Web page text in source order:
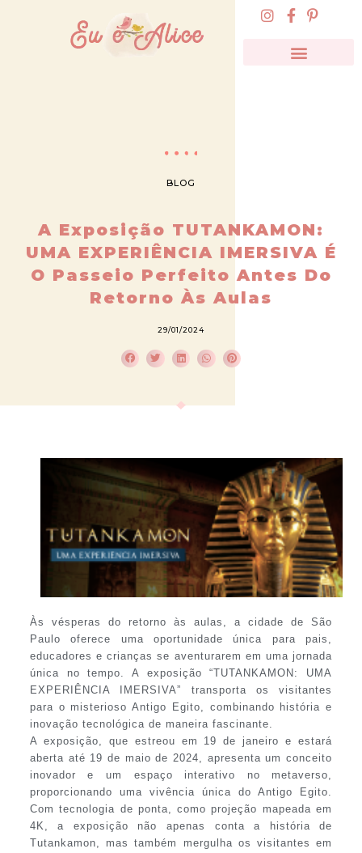
BLOG
A Exposição TUTANKAMON:
UMA EXPERIÊNCIA IMERSIVA É
O Passeio Perfeito Antes Do
Retorno Às Aulas
29/01/2024
Às vésperas do retorno às aulas, a cidade de São
Paulo oferece uma oportunidade única para pais,
educadores e crianças se aventurarem em uma jornada
única no tempo. A exposição “TUTANKAMON: UMA
EXPERIÊNCIA IMERSIVA” transporta os visitantes
para o misterioso Antigo Egito, combinando história e
inovação tecnológica de maneira fascinante.
A exposição, que estreou em 19 de janeiro e estará
aberta até 19 de maio de 2024, apresenta um conceito
inovador e um espaço interativo no metaverso,
proporcionando uma vivência única do Antigo Egito.
Com tecnologia de ponta, como projeção mapeada em
4K, a exposição não apenas conta a história de
Tutankamon, mas também mergulha os visitantes em